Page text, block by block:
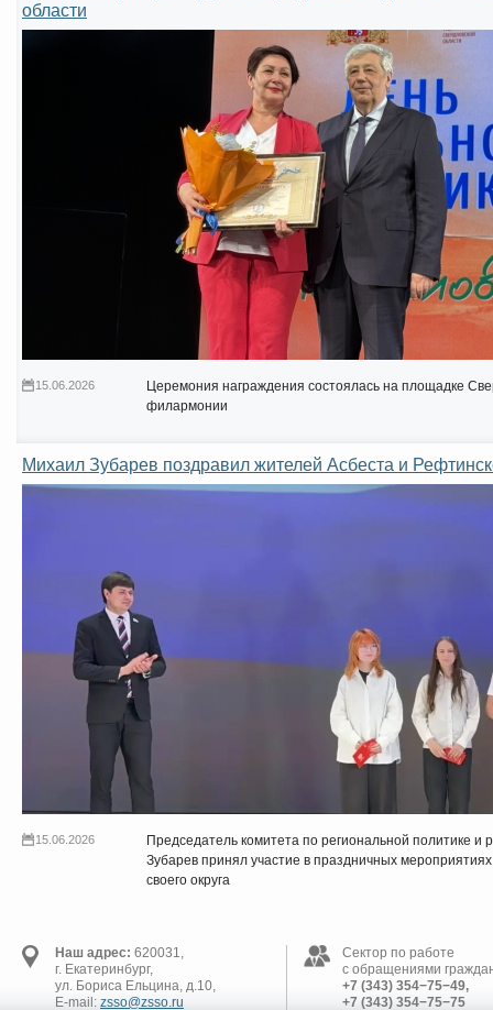
области
15.06.2026
Церемония награждения состоялась на площадке
филармонии
Михаил Зубарев поздравил жителей Асбеста и
15.06.2026
Председатель комитета по региональной политике
Зубарев принял участие в праздничных
своего округа
Наш адрес: 620031,
г. Екатеринбург,
ул. Бориса Ельцина, д.10,
E-mail: zsso@zsso.ru
Сектор по работе
с обращениями
+7 (343) 354−75−49,
+7 (343) 354−75−75